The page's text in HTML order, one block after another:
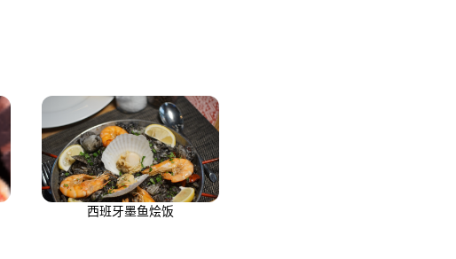
西班牙墨鱼烩饭